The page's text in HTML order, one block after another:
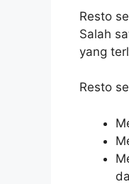
Resto
Salah
yang
Resto